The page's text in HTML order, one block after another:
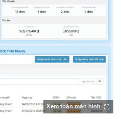
Xem toàn màn hình